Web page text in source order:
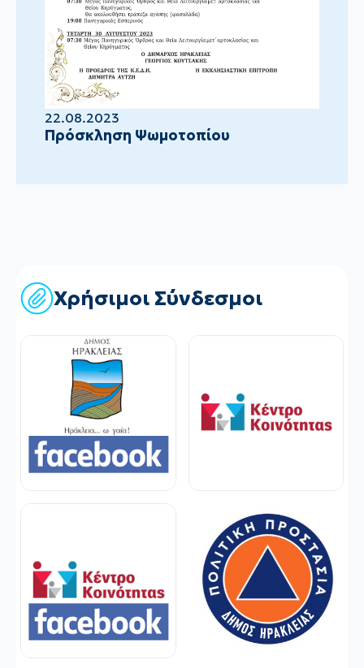
22.08.2023
Πρόσκληση Ψωμοτοπίου
Χρήσιμοι Σύνδεσμοι